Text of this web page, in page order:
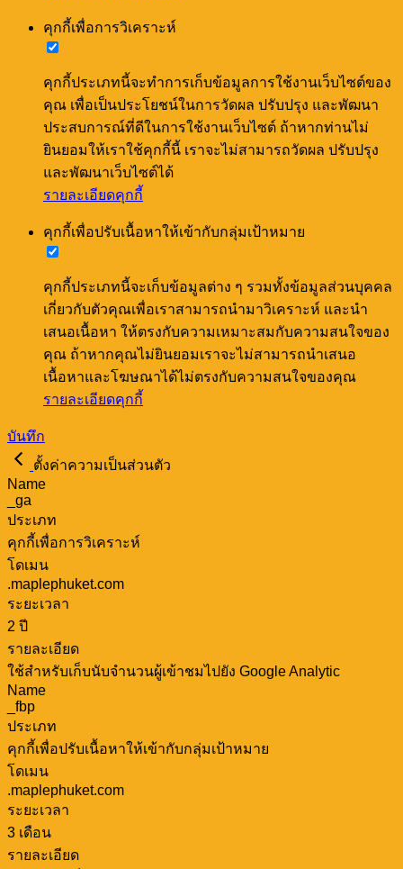
คุกกี้เพื่อการวิเคราะห์
คุกกี้ประเภทนี้จะทำการเก็บข้อมูลการใช้งานเว็บไซต์ของ
คุณ เพื่อเป็นประโยชน์ในการวัดผล ปรับปรุง และพัฒนา
ประสบการณ์ที่ดีในการใช้งานเว็บไซต์ ถ้าหากท่านไม่
ยินยอมให้เราใช้คุกกี้นี้ เราจะไม่สามารถวัดผล ปรับปรุง
และพัฒนาเว็บไซต์ได้
รายละเอียดคุกกี้
คุกกี้เพื่อปรับเนื้อหาให้เข้ากับกลุ่มเป้าหมาย
คุกกี้ประเภทนี้จะเก็บข้อมูลต่าง ๆ รวมทั้งข้อมูลส่วนบุคคล
เกี่ยวกับตัวคุณเพื่อเราสามารถนำมาวิเคราะห์ และนำ
เสนอเนื้อหา ให้ตรงกับความเหมาะสมกับความสนใจของ
คุณ ถ้าหากคุณไม่ยินยอมเราจะไม่สามารถนำเสนอ
เนื้อหาและโฆษณาได้ไม่ตรงกับความสนใจของคุณ
รายละเอียดคุกกี้
บันทึก
ตั้งค่าความเป็นส่วนตัว
Name
_ga
ประเภท
คุกกี้เพื่อการวิเคราะห์
โดเมน
.maplephuket.com
ระยะเวลา
2 ปี
รายละเอียด
ใช้สำหรับเก็บนับจำนวนผู้เข้าชมไปยัง Google Analytic
Name
_fbp
ประเภท
คุกกี้เพื่อปรับเนื้อหาให้เข้ากับกลุ่มเป้าหมาย
โดเมน
.maplephuket.com
ระยะเวลา
3 เดือน
รายละเอียด